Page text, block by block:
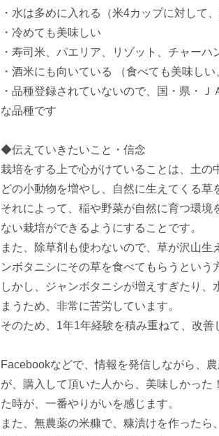
・水は多めに入れる（米4カップに対して
・冷めても美味しい
・寿司米、パエリア、リゾット、チャーハ
・酒米にも向いている （食べても美味し
・品種登録されていないので、国・県・
な品種です
◆伝えていきたいこと・信念
栽培をする上で心がけていることは、土
どの小動物を増やし、自然に生えてくる草
それによって、稲や野菜が自然に育つ環
ない栽培ができるようにすることです。
また、除草剤も使わないので、草が沢山
ンボタニシにその草を食べてもらうという
しかし、ジャンボタニシが増えすぎたり
まうため、非常に苦労しています。
そのため、1年1年経験を積み重ねて、改善
Facebookなどで、情報を発信しながら、
が、購入して頂いた人から、美味しかっ
た時が、一番やりがいを感じます。
また、無農薬の米糠で、糠漬けを作った